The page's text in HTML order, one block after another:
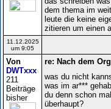
dem thema im
leute die keine
zitieren um einen
11.12.2025
um 9:05
Von
DWTxxx
211
Beiträge
bisher
re: Nach dem
was du nicht
was im ar***
du denn schon
überhaupt?